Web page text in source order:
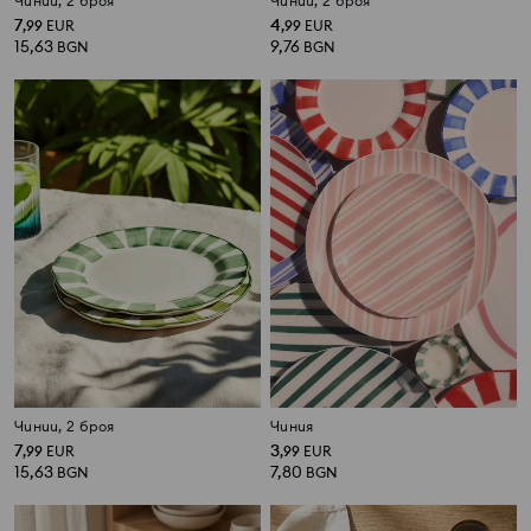
7,99 EUR
15,63 BGN
4,99 EUR
9,76 BGN
Чинии, 2 броя
7,99 EUR
15,63 BGN
Чиния
3,99 EUR
7,80 BGN